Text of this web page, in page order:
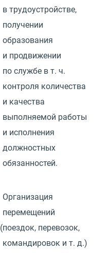
в трудоустройстве,
получении
образования
и продвижении
по службе в т. ч.
контроля количества
и качества
выполняемой работы
и исполнения
должностных
обязанностей.
Организация
перемещений
(поездок, перевозок,
командировок и т. д.)